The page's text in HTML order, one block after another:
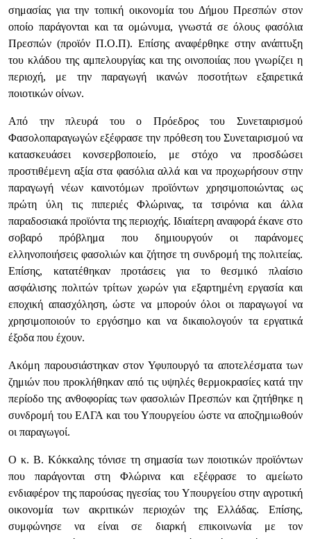
σημασίας για την τοπική οικονομία του Δήμου Πρεσπών στον
οποίο παράγονται και τα ομώνυμα, γνωστά σε όλους φασόλια
Πρεσπών (προϊόν Π.Ο.Π). Επίσης αναφέρθηκε στην ανάπτυξη
του κλάδου της αμπελουργίας και της οινοποιίας που γνωρίζει η
περιοχή, με την παραγωγή ικανών ποσοτήτων εξαιρετικά
ποιοτικών οίνων.
Από την πλευρά του ο Πρόεδρος του Συνεταιρισμού
Φασολοπαραγωγών εξέφρασε την πρόθεση του Συνεταιρισμού να
κατασκευάσει κονσερβοποιείο, με στόχο να προσδώσει
προστιθέμενη αξία στα φασόλια αλλά και να προχωρήσουν στην
παραγωγή νέων καινοτόμων προϊόντων χρησιμοποιώντας ως
πρώτη ύλη τις πιπεριές Φλώρινας, τα τσιρόνια και άλλα
παραδοσιακά προϊόντα της περιοχής. Ιδιαίτερη αναφορά έκανε στο
σοβαρό πρόβλημα που δημιουργούν οι παράνομες
ελληνοποιήσεις φασολιών και ζήτησε τη συνδρομή της πολιτείας.
Επίσης, κατατέθηκαν προτάσεις για το θεσμικό πλαίσιο
ασφάλισης πολιτών τρίτων χωρών για εξαρτημένη εργασία και
εποχική απασχόληση, ώστε να μπορούν όλοι οι παραγωγοί να
χρησιμοποιούν το εργόσημο και να δικαιολογούν τα εργατικά
έξοδα που έχουν.
Ακόμη παρουσιάστηκαν στον Υφυπουργό τα αποτελέσματα των
ζημιών που προκλήθηκαν από τις υψηλές θερμοκρασίες κατά την
περίοδο της ανθοφορίας των φασολιών Πρεσπών και ζητήθηκε η
συνδρομή του ΕΛΓΑ και του Υπουργείου ώστε να αποζημιωθούν
οι παραγωγοί.
Ο κ. Β. Κόκκαλης τόνισε τη σημασία των ποιοτικών προϊόντων
που παράγονται στη Φλώρινα και εξέφρασε το αμείωτο
ενδιαφέρον της παρούσας ηγεσίας του Υπουργείου στην αγροτική
οικονομία των ακριτικών περιοχών της Ελλάδας. Επίσης,
συμφώνησε να είναι σε διαρκή επικοινωνία με τον